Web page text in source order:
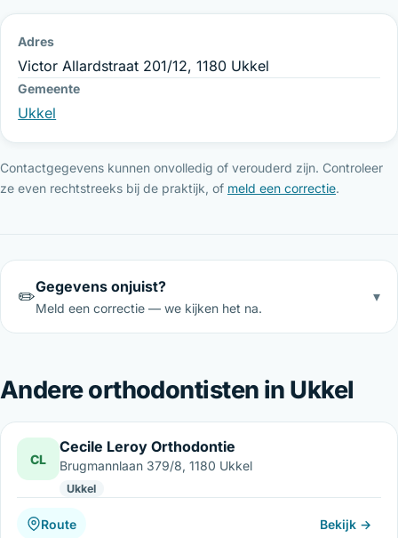
Adres
Victor Allardstraat 201/12, 1180 Ukkel
Gemeente
Ukkel
Contactgegevens kunnen onvolledig of verouderd zijn. Controleer
ze even rechtstreeks bij de praktijk, of meld een correctie.
✏️Gegevens onjuist?
Meld een correctie — we kijken het na.
▾
Andere orthodontisten in Ukkel
CL
Cecile Leroy Orthodontie
Brugmannlaan 379/8, 1180 Ukkel
Ukkel
Route Bekijk →